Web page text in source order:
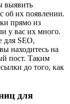
выявить
об их появлении.
прямо из
у вас их много.
для SEO,
находитесь на
пост. Таким
до того, как
для